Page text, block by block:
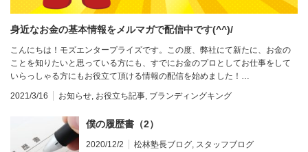
身近なお金の基本情報をメルマガで配信中です(^^)/
こんにちは！モズエンタープライズです。この度、弊社にて新たに、お金の
ことを知りたいと思っている方にも、すでにお金のプロとしてお仕事をして
いらっしゃる方にもお役立て頂ける情報の配信を始めました！…
2021/3/16 お知らせ, お役立ち記事, ブランディングキング
僕の履歴書（2）
2020/12/2 松林塾長ブログ, スタッフブログ